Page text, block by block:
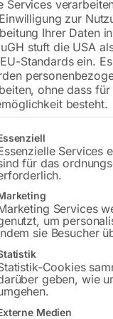
Services
zur
Ihrer Daten
stuft die USA
Standards ein.
ohne dass
besteht.
eine Liste der
Services
für das
Services
um
sie Besucher
Cookies
geben, wie
Medien